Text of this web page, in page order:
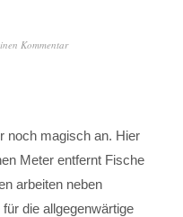
Kommentar
noch magisch an. Hier
Meter entfernt Fische
arbeiten neben
die allgegenwärtige